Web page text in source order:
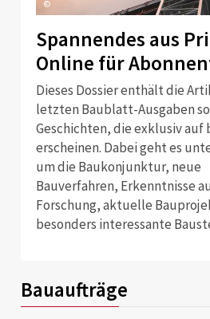
©
Spannendes aus
Online für
Dieses Dossier enthält die
letzten Baublatt-Ausgaben
Geschichten, die exklusiv auf
erscheinen. Dabei geht es
um die Baukonjunktur, neue
Bauverfahren, Erkenntnisse
Forschung, aktuelle
besonders interessante
Bauaufträge